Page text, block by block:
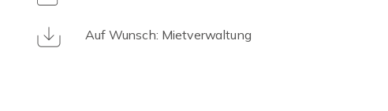
Auf Wunsch: Mietverwaltung